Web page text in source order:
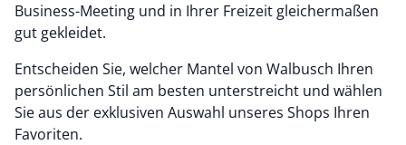
Business-Meeting und in Ihrer Freizeit gleichermaßen
gut gekleidet.
Entscheiden Sie, welcher Mantel von Walbusch Ihren
persönlichen Stil am besten unterstreicht und wählen
Sie aus der exklusiven Auswahl unseres Shops Ihren
Favoriten.